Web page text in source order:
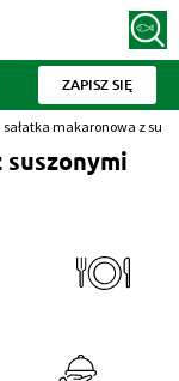
ZAPISZ SIĘ
sałatka makaronowa z
suszonymi